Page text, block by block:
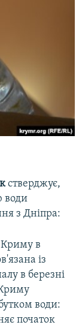
стверджує,
води
з Дніпра:
Криму в
із
в березні
води:
початок